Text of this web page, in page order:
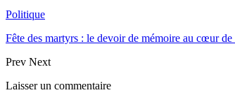
Politique
Fête des martyrs : le devoir de mémoire au cœur
Prev Next
Laisser un commentaire